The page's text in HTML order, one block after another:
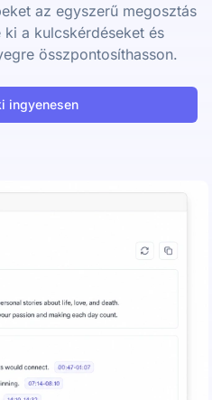
az egyszerű megosztás
a kulcskérdéseket és
összpontosíthasson.
ingyenesen